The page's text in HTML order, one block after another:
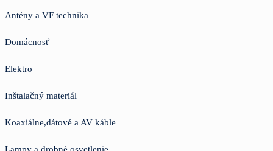
Antény a VF technika
Domácnosť
Elektro
Inštalačný materiál
Koaxiálne,dátové a AV káble
Lampy a drobné osvetlenie